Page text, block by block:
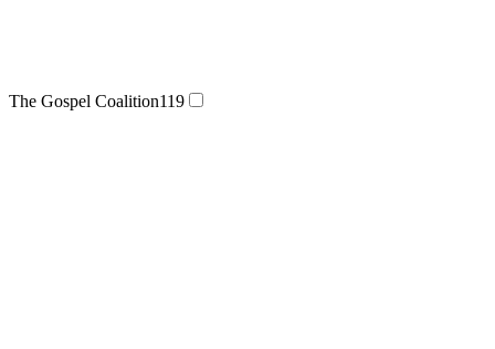
The Gospel Coalition119